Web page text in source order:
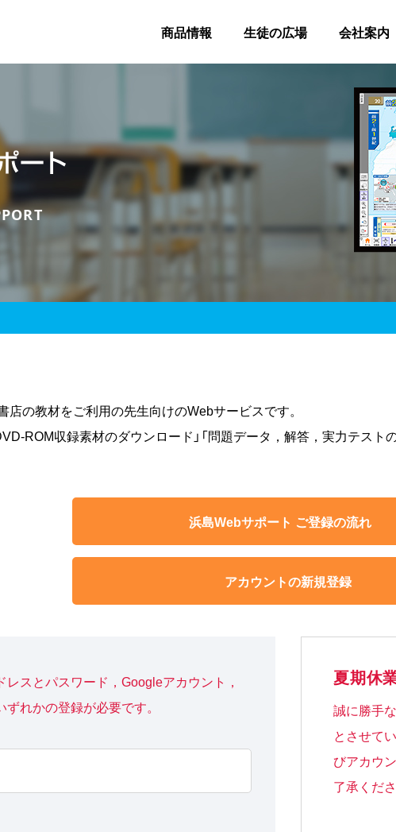
商品情報 生徒の広場 会社案内
の教材をご利用の先生向けのWebサービスです。
ROM収録素材のダウンロード」「問題データ，解答，実力テス
浜島Webサポート ご登録の流れ
アカウントの新規登録
スとパスワード，Googleアカウント，
れかの登録が必要です。
夏期休
誠に勝手
とさせて
びアカウ
了承くだ